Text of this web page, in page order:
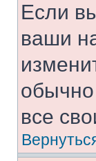
Если
ваши
все